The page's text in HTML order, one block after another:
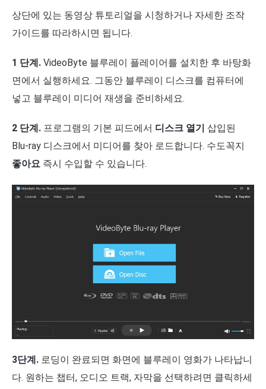
상단에 있는 동영상 튜토리얼을 시청하거나 자세한 조작
가이드를 따라하시면 됩니다.
1 단계. VideoByte 블루레이 플레이어를 설치한 후 바탕화
면에서 실행하세요. 그동안 블루레이 디스크를 컴퓨터에
넣고 블루레이 미디어 재생을 준비하세요.
2 단계. 프로그램의 기본 피드에서 디스크 열기 삽입된
Blu-ray 디스크에서 미디어를 찾아 로드합니다. 수도꼭지
좋아요 즉시 수입할 수 있습니다.
3단계. 로딩이 완료되면 화면에 블루레이 영화가 나타납니
다. 원하는 챕터, 오디오 트랙, 자막을 선택하려면 클릭하세